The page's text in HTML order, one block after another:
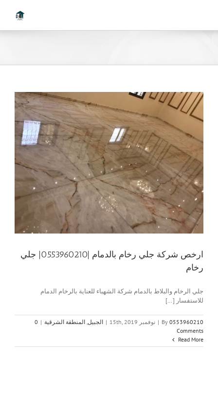
ارخص شركة جلي رخام بالدمام |0553960210| جلي
رخام
جلي الرخام والبلاط بالدمام شركة الشهباء للعناية بالرخام الدمام
للاستفسار [...]
By 0553960210
| نوفمبر 15th, 2019 | الجبيل المنطقة الشرقية |
0
Comments
Read More